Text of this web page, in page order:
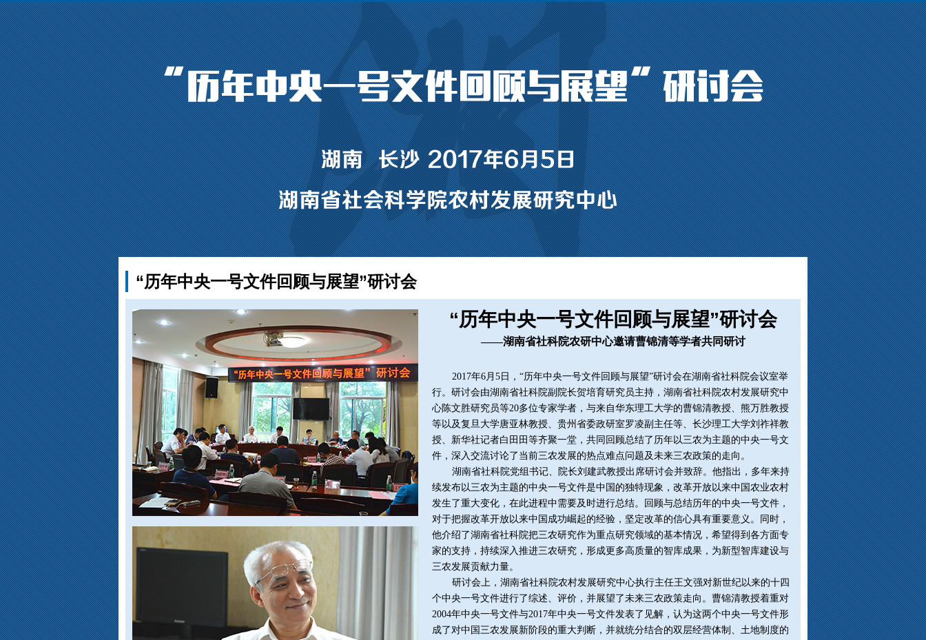
“历年中央一号文件回顾与展望”研讨会
“历年中央一号文件回顾与展望”研讨会
——湖南省社科院农研中心邀请曹锦清等学者共同研讨
2017年6月5日，“历年中央一号文件回顾与展望”研讨会在湖南省社科院会议室举
行。研讨会由湖南省社科院副院长贺培育研究员主持，湖南省社科院农村发展研究中
心陈文胜研究员等20多位专家学者，与来自华东理工大学的曹锦清教授、熊万胜教授
等以及复旦大学唐亚林教授、贵州省委政研室罗凌副主任等、长沙理工大学刘祚祥教
授、新华社记者白田田等齐聚一堂，共同回顾总结了历年以三农为主题的中央一号文
件，深入交流讨论了当前三农发展的热点难点问题及未来三农政策的走向。
湖南省社科院党组书记、院长刘建武教授出席研讨会并致辞。他指出，多年来持
续发布以三农为主题的中央一号文件是中国的独特现象，改革开放以来中国农业农村
发生了重大变化，在此进程中需要及时进行总结。回顾与总结历年的中央一号文件，
对于把握改革开放以来中国成功崛起的经验，坚定改革的信心具有重要意义。同时，
他介绍了湖南省社科院把三农研究作为重点研究领域的基本情况，希望得到各方面专
家的支持，持续深入推进三农研究，形成更多高质量的智库成果，为新型智库建设与
三农发展贡献力量。
研讨会上，湖南省社科院农村发展研究中心执行主任王文强对新世纪以来的十四
个中央一号文件进行了综述、评价，并展望了未来三农政策走向。曹锦清教授着重对
2004年中央一号文件与2017年中央一号文件发表了见解，认为这两个中央一号文件形
成了对中国三农发展新阶段的重大判断，并就统分结合的双层经营体制、土地制度的